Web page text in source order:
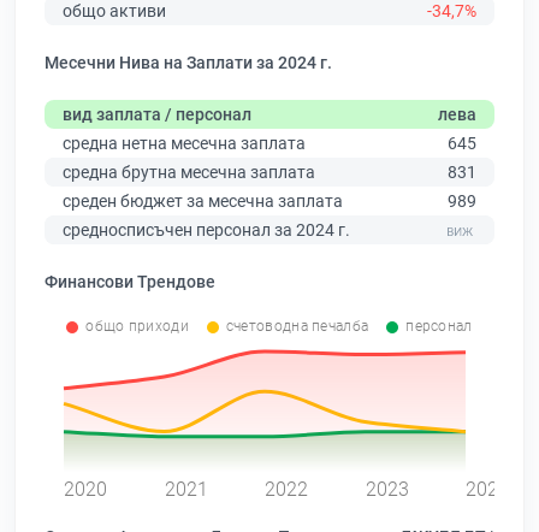
общо активи
-34,7%
Месечни Нива на Заплати за 2024 г.
вид заплата / персонал
лева
средна нетна месечна заплата
645
средна брутна месечна заплата
831
среден бюджет за месечна заплата
989
средносписъчен персонал за 2024 г.
Финансови Трендове
общо приходи счетоводна печалба персонал
2020 2021 2022 2023 2024